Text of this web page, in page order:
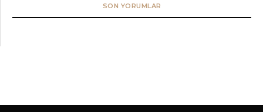
SON YORUMLAR